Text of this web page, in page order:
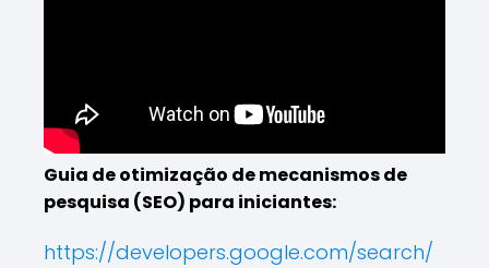
Guia de otimização de mecanismos de
pesquisa (SEO) para iniciantes:
https://developers.google.com/search/